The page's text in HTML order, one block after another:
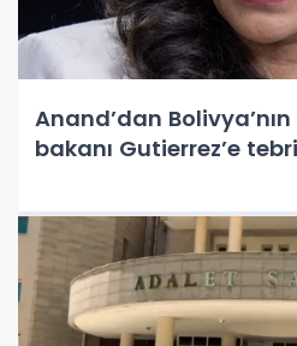
Anand’dan
bakanı Gutierrez’e